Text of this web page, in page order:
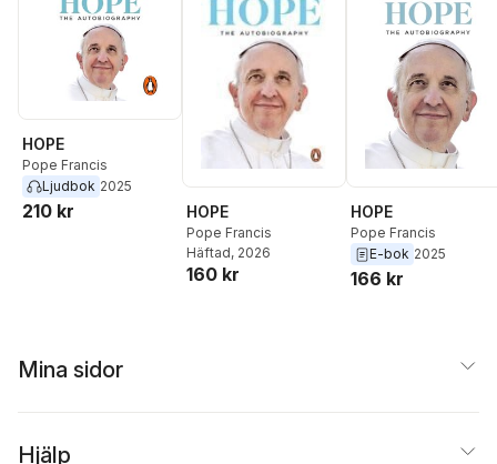
HOPE
Pope Francis
Ljudbok 2025
210 kr HOPE
Pope Francis
Häftad, 2026
160 kr
HOPE
Pope Francis
E-bok 2025
166 kr
Mina sidor
Hjälp